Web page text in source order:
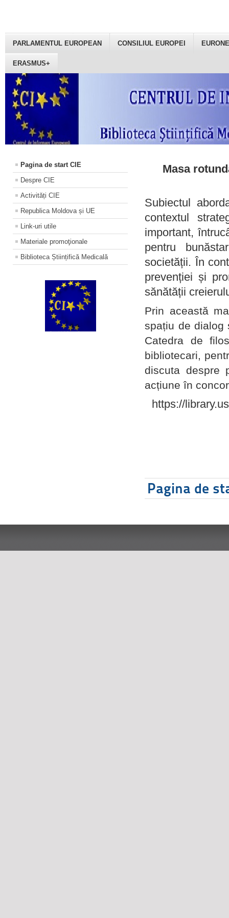
PARLAMENTUL EUROPEAN CONSILIUL EUROPEI
ERASMUS+
Pagina de start CIE
Despre CIE
Activități CIE
Republica Moldova și UE
Link-uri utile
Materiale promoţionale
Biblioteca Științifică Medicală
Masa
Subiectul
contextul
important,
pentru
societății. În
prevenției și
sănătății
Prin această
spațiu de dialog
Catedra de
bibliotecari,
discuta despre
acțiune în
https://
Pagina de